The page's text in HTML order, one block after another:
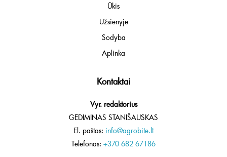
Ūkis
Užsienyje
Sodyba
Aplinka
Kontaktai
Vyr. redaktorius
GEDIMINAS STANIŠAUSKAS
El. paštas: info@agrobite.lt
Telefonas: +370 682 67186